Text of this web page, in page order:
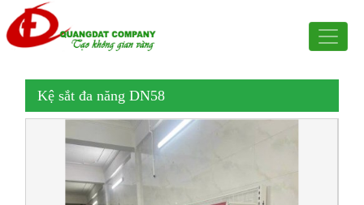
Kệ sắt đa năng DN58